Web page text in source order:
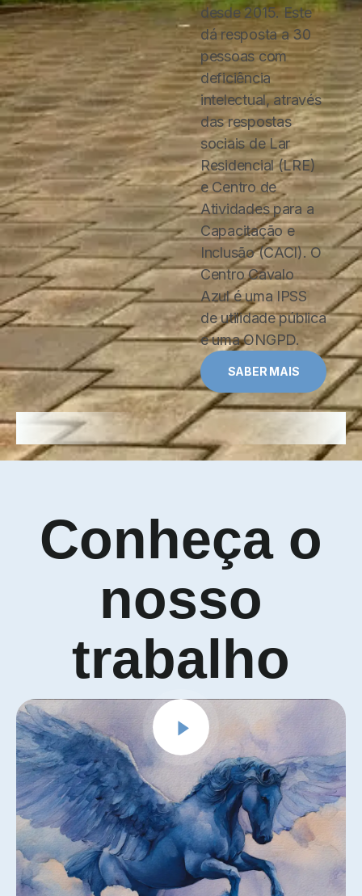
SABER MAIS
desde 2015. Este
dá resposta a 30
pessoas com
deficiência
intelectual, através
das respostas
sociais de Lar
Residencial (LRE)
e Centro de
Atividades para a
Capacitação e
Inclusão (CACI). O
Centro Cavalo
Azul é uma IPSS
de utilidade pública
e uma ONGPD.
Conheça o
nosso
trabalho